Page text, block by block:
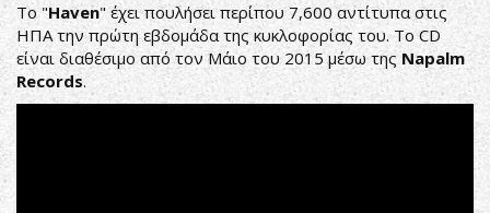
Το "Haven" έχει πουλήσει περίπου 7,600 αντίτυπα στις
ΗΠΑ την πρώτη εβδομάδα της κυκλοφορίας του. Το CD
είναι διαθέσιμο από τον Μάιο του 2015 μέσω της Napalm
Records.